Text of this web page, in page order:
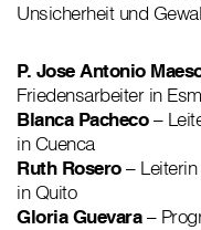
Unsicherheit und
P. Jose Antonio
Friedensarbeiter in
Blanca Pacheco–
in Cuenca
Ruth Rosero– Leiterin
in Quito
Gloria Guevara–